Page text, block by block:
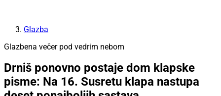
Glazba
Glazbena večer pod vedrim nebom
Drniš ponovno postaje dom klapske
pisme: Na 16. Susretu klapa nastupa